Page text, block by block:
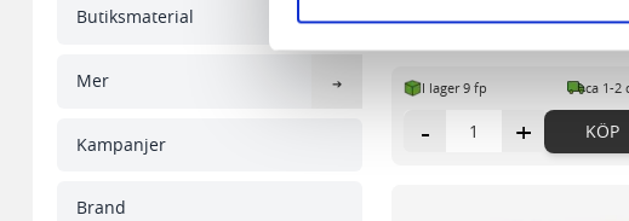
Vi använder enhetsidentifierare för att
till de sociala medier och annons-
med annan information som du har
Butiksmaterial
Mer
Kampanjer
Brand
I lager 9 fp ca 1-2
- + KÖP